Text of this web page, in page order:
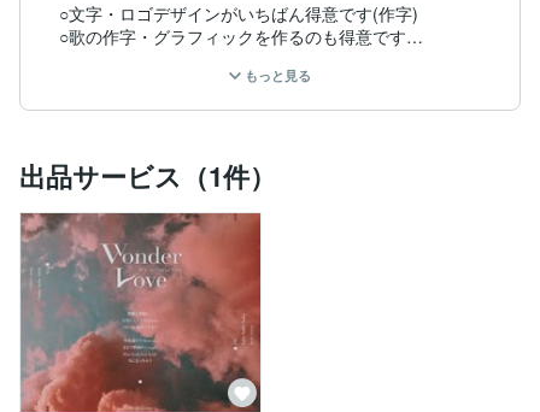
○文字・ロゴデザインがいちばん得意です(作字)
○歌の作字・グラフィックを作るのも得意です
○ご依頼は字(5000円〜)、グラフィック(8000円〜)
○IllustratorとPhotoshopを用いて制作します。
もっと見る
出品サービス（1件）